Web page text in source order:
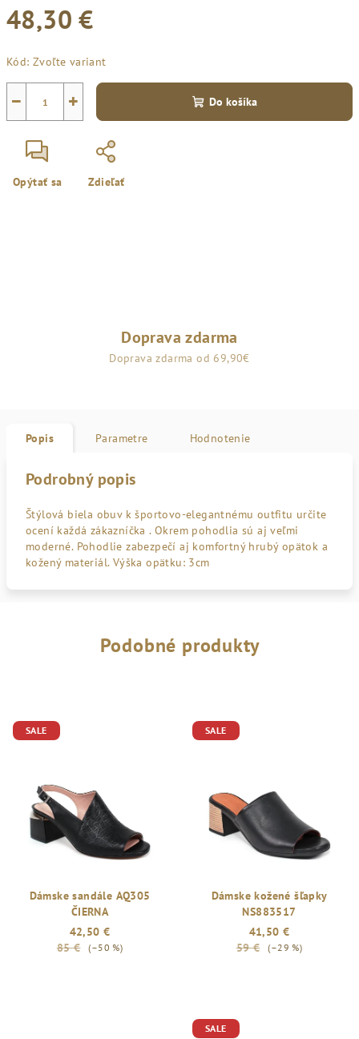
48,30 €
cena:
Kód: Zvoľte variant
+
− Do košíka
Opýtať sa Zdieľať
Doprava zdarma
Doprava zdarma od 69,90€
Popis Parametre Hodnotenie
Podrobný popis
Štýlová biela obuv k športovo-elegantnému outfitu určite
ocení každá zákazníčka . Okrem pohodlia sú aj veľmi
moderné. Pohodlie zabezpečí aj komfortný hrubý opätok a
kožený materiál. Výška opätku: 3cm
Podobné produkty
SALE
Dámske sandále AQ305
ČIERNA
42,50 €
85 €
(–50 %)
SALE
Dámske kožené šľapky
NS883517
41,50 €
59 €
(–29 %)
SALE